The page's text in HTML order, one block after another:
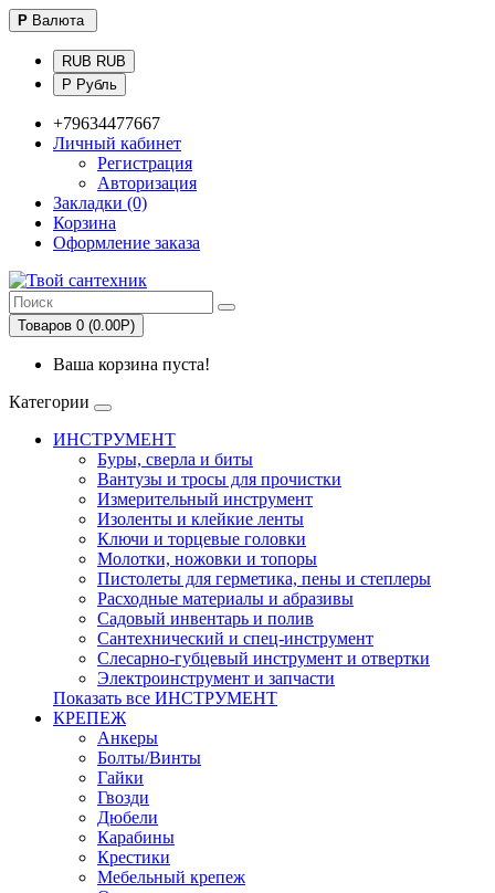
Р Валюта
RUB RUB
Р Рубль
+79634477667
Личный кабинет
Регистрация
Авторизация
Закладки (0)
Корзина
Оформление заказа
Товаров 0 (0.00Р)
Ваша корзина пуста!
Категории
ИНСТРУМЕНТ
Буры, сверла и биты
Вантузы и тросы для прочистки
Измерительный инструмент
Изоленты и клейкие ленты
Ключи и торцевые головки
Молотки, ножовки и топоры
Пистолеты для герметика, пены и степлеры
Расходные материалы и абразивы
Садовый инвентарь и полив
Сантехнический и спец-инструмент
Слесарно-губцевый инструмент и отвертки
Электроинструмент и запчасти
Показать все ИНСТРУМЕНТ
КРЕПЕЖ
Анкеры
Болты/Винты
Гайки
Гвозди
Дюбели
Карабины
Крестики
Мебельный крепеж